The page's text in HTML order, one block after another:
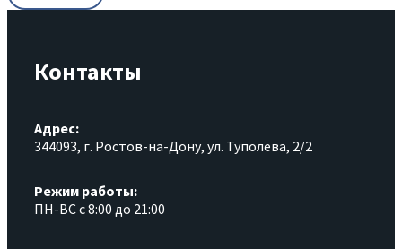
Контакты
Адрес:
344093, г. Ростов-на-Дону, ул. Туполева, 2/2
Режим работы:
ПН-ВС с 8:00 до 21:00